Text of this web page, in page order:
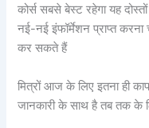
कोर्स सबसे बेस्ट रहेगा यह
नई-नई इंफॉर्मेशन प्राप्त करना
कर सकते हैं
मित्रों आज के लिए इतना ही
जानकारी के साथ है तब तक के